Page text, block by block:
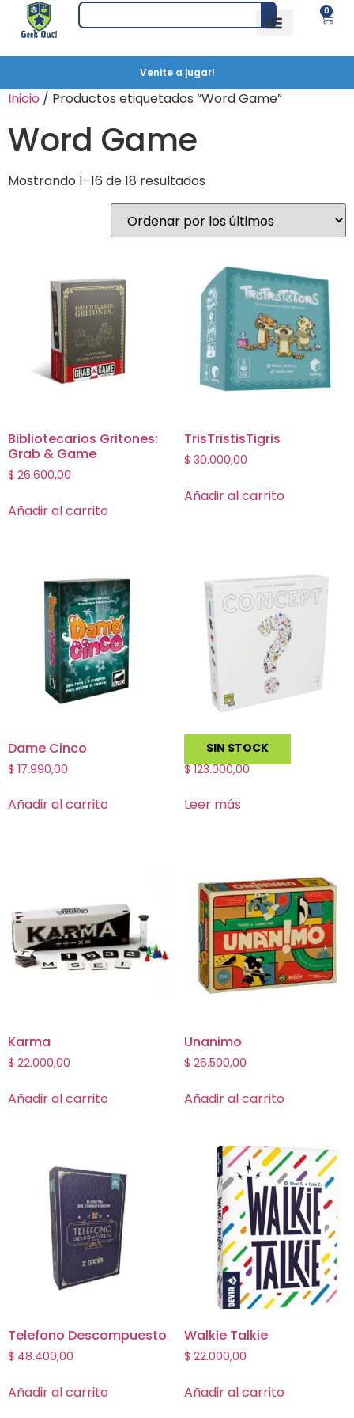
0
Venite a jugar!
Inicio / Productos etiquetados “Word Game”
Word Game
Mostrando 1–16 de 18 resultados
Bibliotecarios Gritones:
Grab & Game
$ 26.600,00
Añadir al carrito
TrisTristisTigris
$ 30.000,00
Añadir al carrito
Dame Cinco
$ 17.990,00
Añadir al carrito
SIN STOCK
Concept
$123.000,00
Leer más
Karma
$ 22.000,00
Añadir al carrito
Unanimo
$ 26.500,00
Añadir al carrito
Telefono Descompuesto
$ 48.400,00
Añadir al carrito
Walkie Talkie
$ 22.000,00
Añadir al carrito